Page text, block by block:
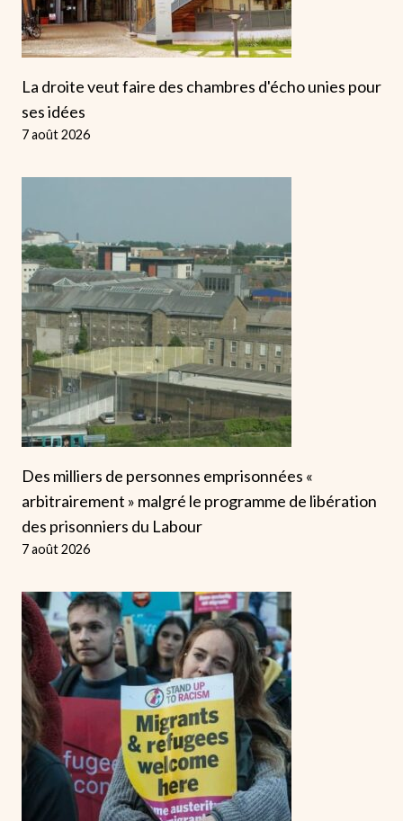
La droite veut faire des chambres d'écho unies pour
ses idées
7 août 2026
Des milliers de personnes emprisonnées «
arbitrairement » malgré le programme de libération
des prisonniers du Labour
7 août 2026